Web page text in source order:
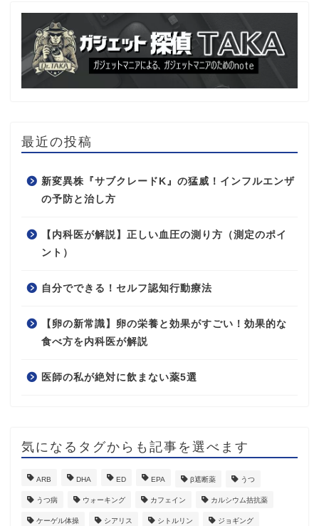
最近の投稿
新変異株『サブクレードK』の猛威！インフルエンザ
の予防と治し方
【内科医が解説】正しい血圧の測り方（測定のポイ
ント）
自分でできる！セルフ認知行動療法
【卵の新常識】卵の栄養と効果がすごい！効果的な
食べ方を内科医が解説
医師の私が絶対に飲まない薬5選
気になるタグからも記事を選べます
ARB DHA ED EPA β遮断薬 うつ
うつ病 ウォーキング カフェイン カルシウム拮抗薬
ケーゲル体操 シアリス シトルリン ジョギング